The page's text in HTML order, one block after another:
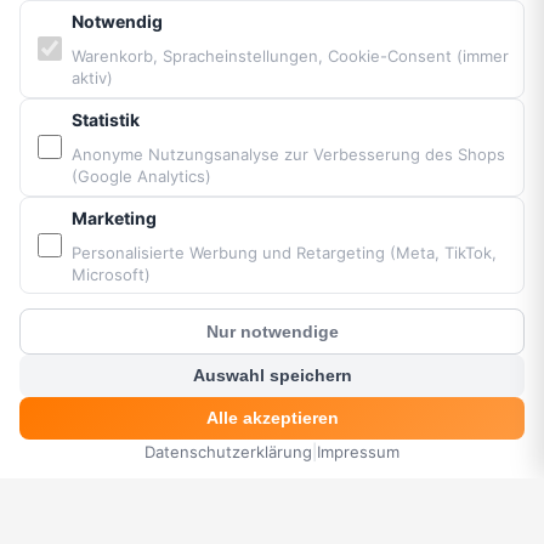
MENÜ SUCHE KORB
Impressum
Cookie-Einstellungen
Barrierefreiheit
Sitemap
PARTNER & MARKEN
Vittorazi Motoren MY25
Airconception
Apco Aviation
BGD
? Kunden Chat
Notwendig
Warenkorb, Spracheinstellungen, Cookie-Consent (immer
aktiv)
Statistik
Anonyme Nutzungsanalyse zur Verbesserung des Shops
(Google Analytics)
Marketing
Personalisierte Werbung und Retargeting (Meta, TikTok,
Microsoft)
Nur notwendige
Auswahl speichern
Alle akzeptieren
Datenschutzerklärung Impressum